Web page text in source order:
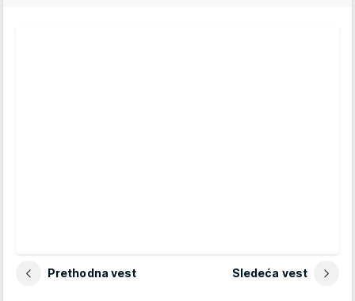
Prethodna vest Sledeća vest